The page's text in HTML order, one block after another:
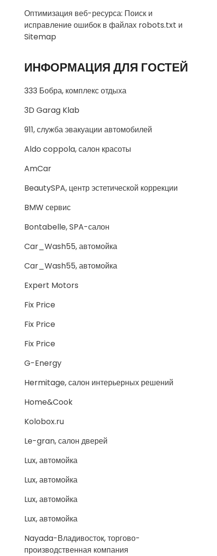
Оптимизация веб-ресурса: Поиск и
исправление ошибок в файлах robots.txt и
Sitemap
ИНФОРМАЦИЯ ДЛЯ ГОСТЕЙ
333 Бобра, комплекс отдыха
3D Garag Klab
911, служба эвакуации автомобилей
Aldo coppola, салон красоты
AmCar
BeautySPA, центр эстетической коррекции
BMW сервис
Bontabelle, SPA-салон
Car_Wash55, автомойка
Car_Wash55, автомойка
Expert Motors
Fix Price
Fix Price
Fix Price
G-Energy
Hermitage, салон интерьерных решений
Home&Cook
Kolobox.ru
Le-gran, салон дверей
Lux, автомойка
Lux, автомойка
Lux, автомойка
Lux, автомойка
Nayada-Владивосток, торгово-
производственная компания